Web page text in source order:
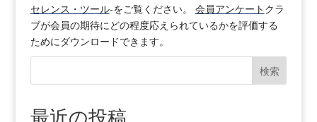
セレンス・ツール-をご覧ください。 会員アンケート クラ
ブが会員の期待にどの程度応えられているかを評価する
ためにダウンロードできます。
検索
最近の投稿